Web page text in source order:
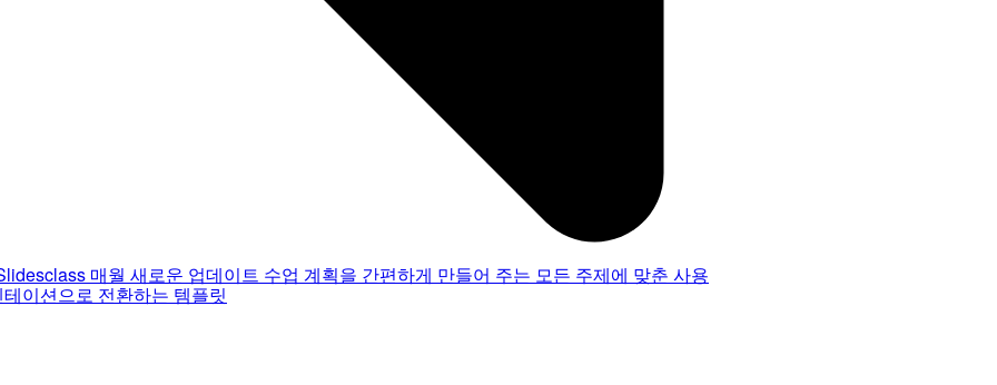
매월 새로운 업데이트 수업 계획을 간편하게 만들어 주는 모든 주제에 맞춘 사용
이션으로 전환하는 템플릿